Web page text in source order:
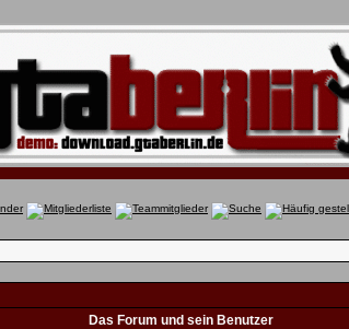
Das Forum und sein Benutzer